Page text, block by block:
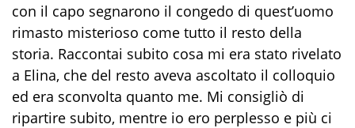
con il capo segnarono il congedo di quest’uomo
rimasto misterioso come tutto il resto della
storia. Raccontai subito cosa mi era stato rivelato
a Elina, che del resto aveva ascoltato il colloquio
ed era sconvolta quanto me. Mi consigliò di
ripartire subito, mentre io ero perplesso e più ci